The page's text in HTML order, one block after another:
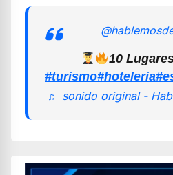
10
#turismo#hoteleria
♬ sonido original -